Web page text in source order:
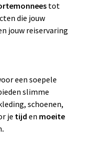
tot
die jouw
jouw reiservaring
een soepele
slimme
schoenen,
je tijd en moeite
.